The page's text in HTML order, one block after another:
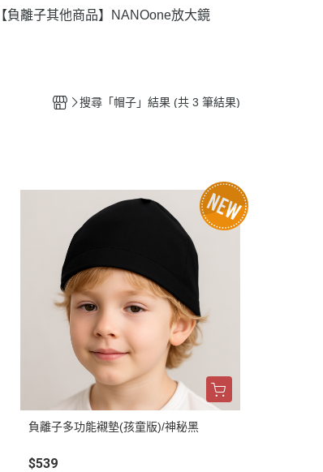
【負離子其他商品】 NANOone放大鏡
搜尋「帽子」結果 (共 3 筆結果)
負離子多功能襯墊(孩童版)/神秘黑
$539